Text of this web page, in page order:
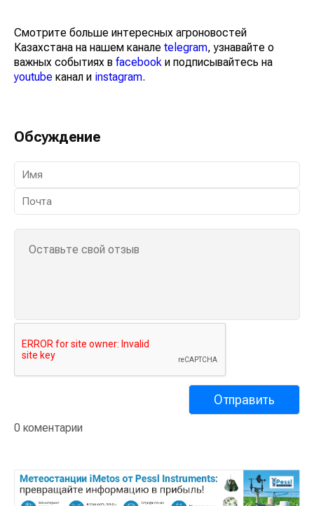
Смотрите больше интересных агроновостей
Казахстана на нашем канале telegram, узнавайте о
важных событиях в facebook и подписывайтесь на
youtube канал и instagram.
Обсуждение
0 коментарии